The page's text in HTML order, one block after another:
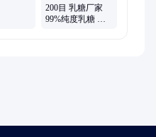
200目 乳糖厂家
99%纯度乳糖 进